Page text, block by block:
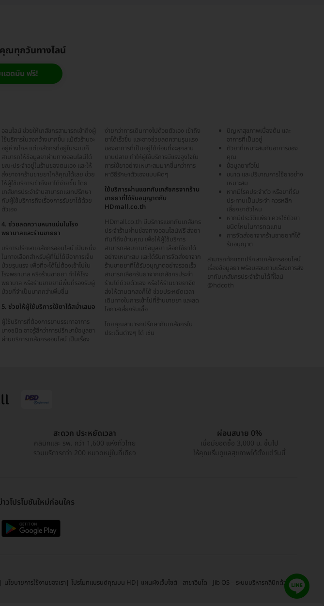
ณทุกวันทางไลน์
อดมิน ฟรี!
ออนไลน์ ช่วยให้เภสัชกรสามารถเข้าถึงผู้
ใช้บริการในวงกว้างมากขึ้น แม้ตัวร้านจะ
อยู่ห่างไกล แต่เภสัชกรที่อยู่ในระบบก็
สามารถให้ข้อมูลยาผ่านทางออนไลน์ได้
ขณะประจำอยู่ในร้านของตนเอง และให้
ส่งยาจากร้านขายยาใกล้คุณได้เลย ช่วย
ให้ผู้ใช้บริการเข้าถึงยาได้ง่ายขึ้น โดย
เภสัชกรประจำร้านสามารถแชทปรึกษา
กับผู้ใช้บริการถึงเรื่องการรับยาได้ด้วย
ตัวเอง
4. ช่วยลดความหนาแน่นในโรง
พยาบาลและร้านขายยา
บริการปรึกษาเภสัชกรออนไลน์ เป็นหนึ่ง
ในทางเลือกสำหรับผู้ที่ไม่ได้มีอาการเจ็บ
ป่วยรุนแรง เพื่อที่จะได้ไม่ต้องเข้าไปใน
โรงพยาบาล หรือร้านขายยา ทำให้โรง
พยาบาล หรือร้านขายยามีพื้นที่รองรับผู้
ป่วยที่จำเป็นมากกว่าเพิ่มขึ้น
5. ช่วยให้ผู้ใช้บริการใช้ยาได้สม่ำเสมอ
ผู้ใช้บริการที่ต้องการยาบรรเทาอาการ
บางชนิด อาจรู้สึกว่าการปรึกษาข้อมูลยา
ผ่านบริการเภสัชกรออนไลน์ เป็นเรื่อง
ง่ายกว่าการเดินทางไปด้วยตัวเอง เข้าถึง
ยาได้เร็วขึ้น และอาจช่วยลดความรุนแรง
ของอาการที่เป็นอยู่ได้ก่อนที่จะลุกลาม
บานปลาย ทำให้ผู้ใช้บริการมีแรงจูงใจใน
การใช้ยาอย่างเหมาะสมมากขึ้นกว่าการ
หาวิธีรักษาตัวเองแบบผิดๆ
ใช้บริการผ่านแชทกับเภสัชกรจากร้าน
ขายยาที่ได้รับอนุญาตกับ
HDmall.co.th
HDmall.co.th มีบริการแชทกับเภสัชกร
ประจำร้านผ่านช่องทางออนไลน์ฟรี ส่งยา
ทันทีถึงบ้านคุณ เพื่อให้ผู้ใช้บริการ
สามารถสอบถามข้อมูลยา เลือกใช้ยาได้
อย่างเหมาะสม และได้รับการจัดส่งยาจาก
ร้านขายยาที่ได้รับอนุญาตอย่างรวดเร็ว
สามารถเลือกรับยาจากเภสัชกรประจำ
ร้านได้ด้วยตัวเอง หรือให้ร้านขายยาจัด
ส่งให้ตามตกลงก็ได้ ช่วยประหยัดเวลา
เดินทางในการเข้าไปที่ร้านขายยา และลด
โอกาสเสี่ยงรับเชื้อ
โดยคุณสามารถปรึกษากับเภสัชกรใน
ประเด็นต่างๆ ได้ เช่น
ปัญหาสุขภาพเบื้องต้น และ
อาการที่เป็นอยู่
ตัวยาที่เหมาะสมกับอาการของ
คุณ
ข้อมูลยาทั่วไป
ขนาด และปริมาณการใช้ยาอย่าง
เหมาะสม
หากมีโรคประจำตัว หรือยาที่รับ
ประทานเป็นประจำ ควรหลีก
เลี่ยงยาตัวไหน
หากมีประวัติแพ้ยา ควรใช้ตัวยา
ชนิดไหนในการทดแทน
การจัดส่งยาจากร้านขายยาที่ได้
รับอนุญาต
สามารถทักแชทปรึกษาเภสัชกรออนไลน์
เรื่องข้อมูลยา พร้อมสอบถามเรื่องการส่ง
ยากับเภสัชกรประจำร้านได้ที่ไลน์
@hdcoth
สะดวก ประหยัดเวลา
คลินิกและ รพ. กว่า 1,600 แห่งทั่วไทย
รวมบริการกว่า 200 หมวดหมู่ในที่เดียว
ผ่อนสบาย 0%
เมื่อมียอดซื้อ 3,000 บ. ขึ้นไป
ให้คุณเริ่มดูแลสุขภาพได้ตั้งแต่วันนี้
วโปรโมชันใหม่ก่อนใคร
นโยบายการใช้งานของเรา โปรโมทแบรนด์คุณบน HD แผนผังเว็บไซต์ สาขาอินโด Jib OS – ระบบบริหารคลินิกด้วย AI